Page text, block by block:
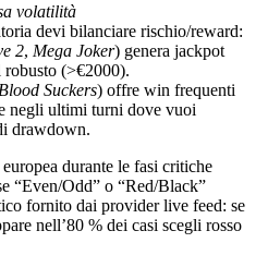
volatilità
devi bilanciare rischio/reward:
2, Mega Joker) genera jackpot
(>€2000).
Blood Suckers) offre win frequenti
negli ultimi turni dove vuoi
drawdown.
durante le fasi critiche
“Even/Odd” o “Red/Black”
fornito dai provider live feed: se
nell’80 % dei casi scegli rosso